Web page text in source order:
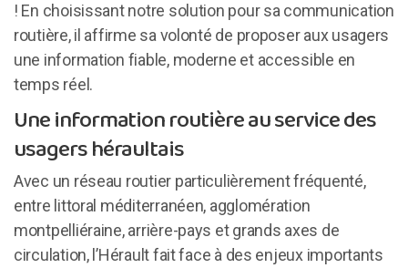
! En choisissant notre solution pour sa communication
routière, il affirme sa volonté de proposer aux usagers
une information fiable, moderne et accessible en
temps réel.
Une information routière au service des
usagers héraultais
Avec un réseau routier particulièrement fréquenté,
entre littoral méditerranéen, agglomération
montpelliéraine, arrière-pays et grands axes de
circulation, l’Hérault fait face à des enjeux importants